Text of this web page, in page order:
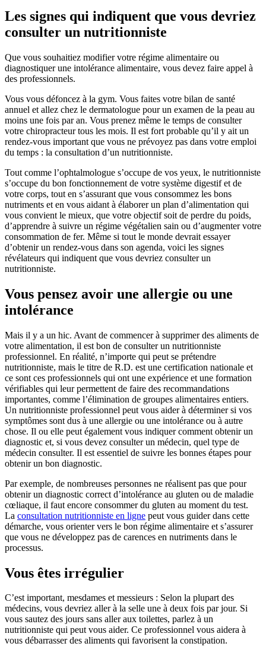
Les signes qui indiquent que vous devriez
consulter un nutritionniste
Que vous souhaitiez modifier votre régime alimentaire ou
diagnostiquer une intolérance alimentaire, vous devez faire appel à
des professionnels.
Vous vous défoncez à la gym. Vous faites votre bilan de santé
annuel et allez chez le dermatologue pour un examen de la peau au
moins une fois par an. Vous prenez même le temps de consulter
votre chiropracteur tous les mois. Il est fort probable qu’il y ait un
rendez-vous important que vous ne prévoyez pas dans votre emploi
du temps : la consultation d’un nutritionniste.
Tout comme l’ophtalmologue s’occupe de vos yeux, le nutritionniste
s’occupe du bon fonctionnement de votre système digestif et de
votre corps, tout en s’assurant que vous consommez les bons
nutriments et en vous aidant à élaborer un plan d’alimentation qui
vous convient le mieux, que votre objectif soit de perdre du poids,
d’apprendre à suivre un régime végétalien sain ou d’augmenter votre
consommation de fer. Même si tout le monde devrait essayer
d’obtenir un rendez-vous dans son agenda, voici les signes
révélateurs qui indiquent que vous devriez consulter un
nutritionniste.
Vous pensez avoir une allergie ou une
intolérance
Mais il y a un hic. Avant de commencer à supprimer des aliments de
votre alimentation, il est bon de consulter un nutritionniste
professionnel. En réalité, n’importe qui peut se prétendre
nutritionniste, mais le titre de R.D. est une certification nationale et
ce sont ces professionnels qui ont une expérience et une formation
vérifiables qui leur permettent de faire des recommandations
importantes, comme l’élimination de groupes alimentaires entiers.
Un nutritionniste professionnel peut vous aider à déterminer si vos
symptômes sont dus à une allergie ou une intolérance ou à autre
chose. Il ou elle peut également vous indiquer comment obtenir un
diagnostic et, si vous devez consulter un médecin, quel type de
médecin consulter. Il est essentiel de suivre les bonnes étapes pour
obtenir un bon diagnostic.
Par exemple, de nombreuses personnes ne réalisent pas que pour
obtenir un diagnostic correct d’intolérance au gluten ou de maladie
cœliaque, il faut encore consommer du gluten au moment du test.
La consultation nutritionniste en ligne peut vous guider dans cette
démarche, vous orienter vers le bon régime alimentaire et s’assurer
que vous ne développez pas de carences en nutriments dans le
processus.
Vous êtes irrégulier
C’est important, mesdames et messieurs : Selon la plupart des
médecins, vous devriez aller à la selle une à deux fois par jour. Si
vous sautez des jours sans aller aux toilettes, parlez à un
nutritionniste qui peut vous aider. Ce professionnel vous aidera à
vous débarrasser des aliments qui favorisent la constipation.